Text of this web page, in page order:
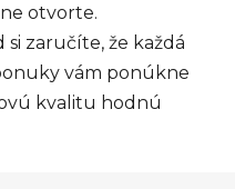
otvorte.
zaručíte, že každá
vám ponúkne
kvalitu hodnú